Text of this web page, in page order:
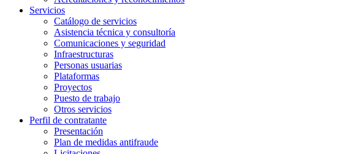
Servicios
Catálogo de servicios
Asistencia técnica y consultoría
Comunicaciones y seguridad
Infraestructuras
Personas usuarias
Plataformas
Proyectos
Puesto de trabajo
Otros servicios
Perfil de contratante
Presentación
Plan de medidas antifraude